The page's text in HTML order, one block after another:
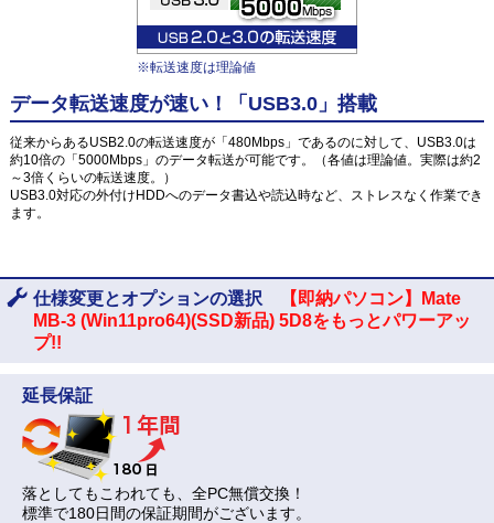
※転送速度は理論値
データ転送速度が速い！「USB3.0」搭載
従来からあるUSB2.0の転送速度が「480Mbps」であるのに対して、USB3.0は
約10倍の「5000Mbps」のデータ転送が可能です。（各値は理論値。実際は約2
～3倍くらいの転送速度。）
USB3.0対応の外付けHDDへのデータ書込や読込時など、ストレスなく作業でき
ます。
仕様変更とオプションの選択
【即納パソコン】Mate
MB-3 (Win11pro64)(SSD新品) 5D8をもっとパワーアッ
プ!!
延長保証
落としてもこわれても、全PC無償交換！
標準で180日間の保証期間がございます。